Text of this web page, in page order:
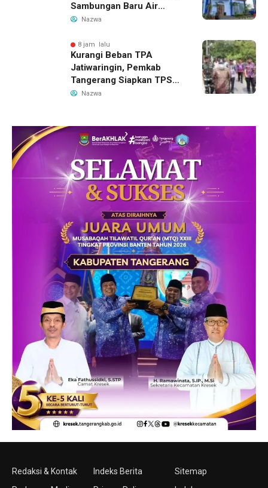
Sambungan Baru Air
Bersih Dipangkas Jadi
Nazwa
8 jam lalu
Kurangi Beban TPA
Jatiwaringin, Pemkab
Tangerang Siapkan TPS3R
Baru di Tigaraksa
Nazwa
Redaksi & Kontak
Indeks Berita
Sitemap